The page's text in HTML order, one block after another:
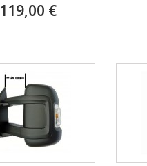
119,00 €